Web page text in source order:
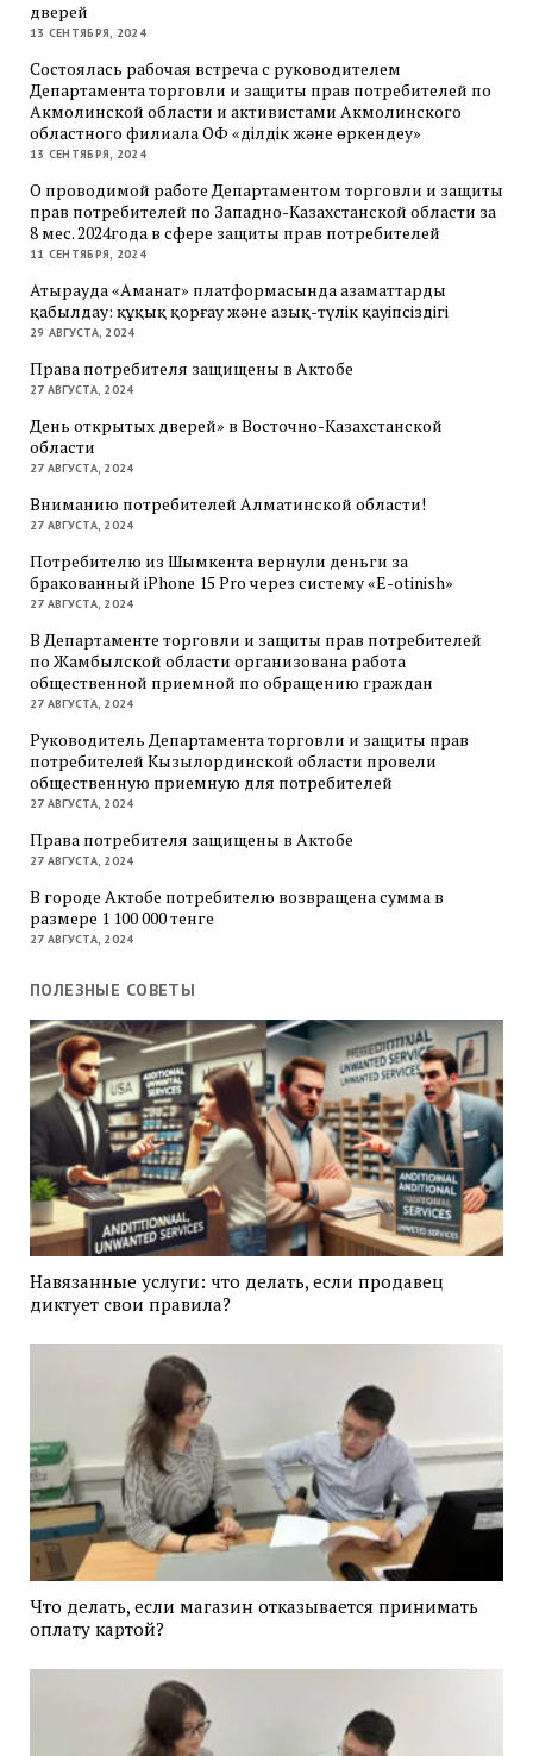
дверей
13 СЕНТЯБРЯ, 2024
Состоялась рабочая встреча с руководителем
Департамента торговли и защиты прав потребителей по
Акмолинской области и активистами Акмолинского
областного филиала ОФ «Әділдік және өркендеу»
13 СЕНТЯБРЯ, 2024
О проводимой работе Департаментом торговли и защиты
прав потребителей по Западно-Казахстанской области за
8 мес. 2024года в сфере защиты прав потребителей
11 СЕНТЯБРЯ, 2024
Атырауда «Аманат» платформасында азаматтарды
қабылдау: құқық қорғау және азық-түлік қауіпсіздігі
29 АВГУСТА, 2024
Права потребителя защищены в Актобе
27 АВГУСТА, 2024
День открытых дверей» в Восточно-Казахстанской
области
27 АВГУСТА, 2024
Вниманию потребителей Алматинской области!
27 АВГУСТА, 2024
Потребителю из Шымкента вернули деньги за
бракованный iPhone 15 Pro через систему «E-otinish»
27 АВГУСТА, 2024
В Департаменте торговли и защиты прав потребителей
по Жамбылской области организована работа
общественной приемной по обращению граждан
27 АВГУСТА, 2024
Руководитель Департамента торговли и защиты прав
потребителей Кызылординской области провели
общественную приемную для потребителей
27 АВГУСТА, 2024
Права потребителя защищены в Актобе
27 АВГУСТА, 2024
В городе Актобе потребителю возвращена сумма в
размере 1 100 000 тенге
27 АВГУСТА, 2024
ПОЛЕЗНЫЕ СОВЕТЫ
Навязанные услуги: что делать, если продавец
диктует свои правила?
Что делать, если магазин отказывается принимать
оплату картой?